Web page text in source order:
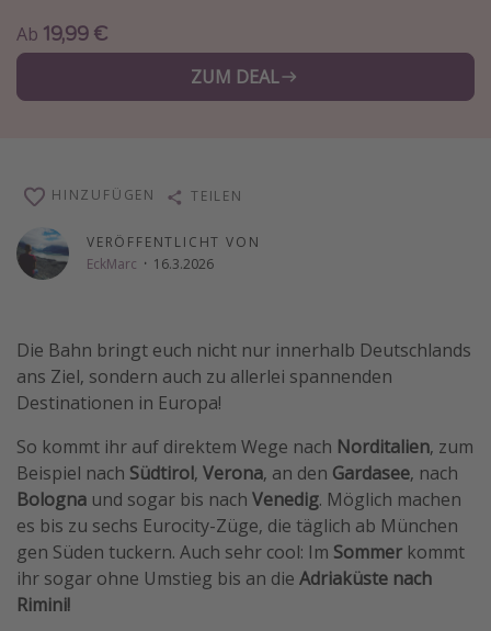
Alle Reisethemen
Wochenendtrip
Strandurlaub
Hotels in Amsterdam
Hotels am Achensee
Weitere Themen
Reise Journal
Familienurlaub in der Türkei
Rundreisen in Thailand
Bahnreisen in der Schweiz
Ab 19,99 €
ZUM DEAL
VERÖFFENTLICHT VON
EckMarc · 16.3.2026
HINZUFÜGEN TEILEN
Die Bahn bringt euch nicht nur innerhalb Deutschlands
ans Ziel, sondern auch zu allerlei spannenden
Destinationen in Europa!
So kommt ihr auf direktem Wege nach Norditalien, zum
Beispiel nach Südtirol, Verona, an den Gardasee, nach
Bologna und sogar bis nach Venedig. Möglich machen
es bis zu sechs Eurocity-Züge, die täglich ab München
gen Süden tuckern. Auch sehr cool: Im Sommer kommt
ihr sogar ohne Umstieg bis an die Adriaküste nach
Rimini!